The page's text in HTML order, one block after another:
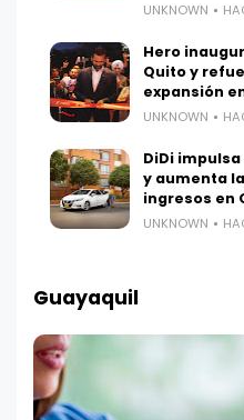
UNKNOWN
Hero
Quito y
expansión
UNKNOWN
DiDi
y aumenta
ingresos en
UNKNOWN
Guayaquil